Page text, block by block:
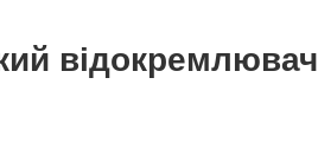
відокремлювач